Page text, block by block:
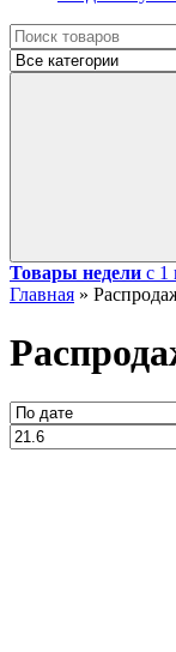
Товары недели с 1
Главная »